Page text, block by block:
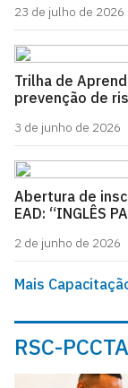
23 de julho de 2026
Trilha de
prevenção de
3 de junho de 2026
Abertura de
EAD: “INGLÊS
2 de junho de 2026
Mais
RSC-